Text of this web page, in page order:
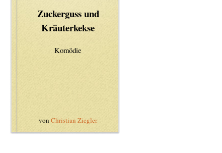
Zuckerguss und
Kräuterkekse
Komödie
von Christian Ziegler